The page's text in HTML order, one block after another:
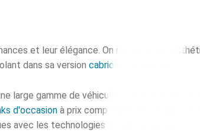
et leur élégance. On retrouve cet
dans sa version cabriolet d'occasion
large gamme de véhicules. Sur le
d'occasion à prix compétitifs. En ce qui
avec les technologies les plus avancées.